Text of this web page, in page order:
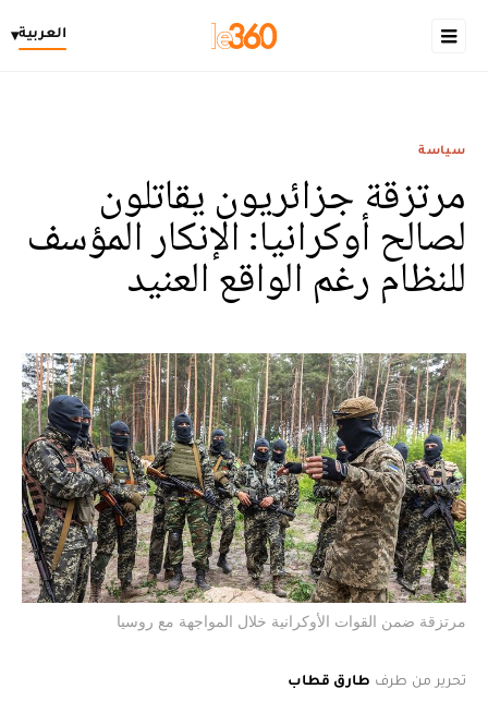
العربية▾
سياسة
مرتزقة جزائريون يقاتلون
لصالح أوكرانيا: الإنكار المؤسف
للنظام رغم الواقع العنيد
مرتزقة ضمن القوات الأوكرانية خلال المواجهة مع روسيا
تحرير من طرف طارق قطاب